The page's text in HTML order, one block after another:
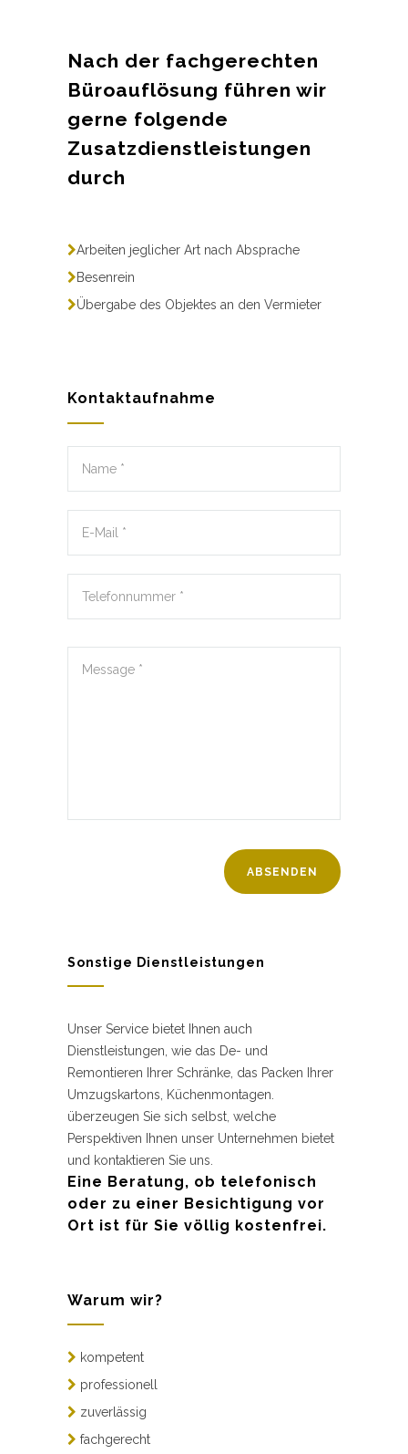
Nach der fachgerechten
Büroauflösung führen wir
gerne folgende
Zusatzdienstleistungen
durch
Arbeiten jeglicher Art nach Absprache
Besenrein
Übergabe des Objektes an den Vermieter
Kontaktaufnahme
Sonstige Dienstleistungen
Unser Service bietet Ihnen auch
Dienstleistungen, wie das De- und
Remontieren Ihrer Schränke, das Packen Ihrer
Umzugskartons, Küchenmontagen.
überzeugen Sie sich selbst, welche
Perspektiven Ihnen unser Unternehmen bietet
und kontaktieren Sie uns.
Eine Beratung, ob telefonisch
oder zu einer Besichtigung vor
Ort ist für Sie völlig kostenfrei.
Warum wir?
kompetent
professionell
zuverlässig
fachgerecht